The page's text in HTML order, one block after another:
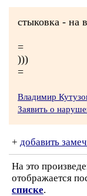
стыковка - на
=
)))
=
Владимир
Заявить о
+ добавить
На это
отображается
списке.